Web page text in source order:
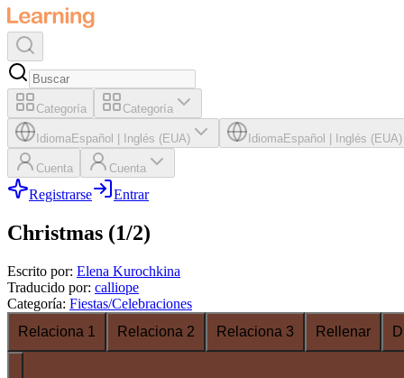
Categoría Categoría
IdiomaEspañol Inglés (EUA) IdiomaEspañol Inglés (EUA)
Cuenta Cuenta
Registrarse Entrar
Christmas (1/2)
Escrito por: Elena Kurochkina
Traducido por: calliope
Categoría: Fiestas/Celebraciones
Relaciona 1
Relaciona 2 Relaciona 3 Rellenar